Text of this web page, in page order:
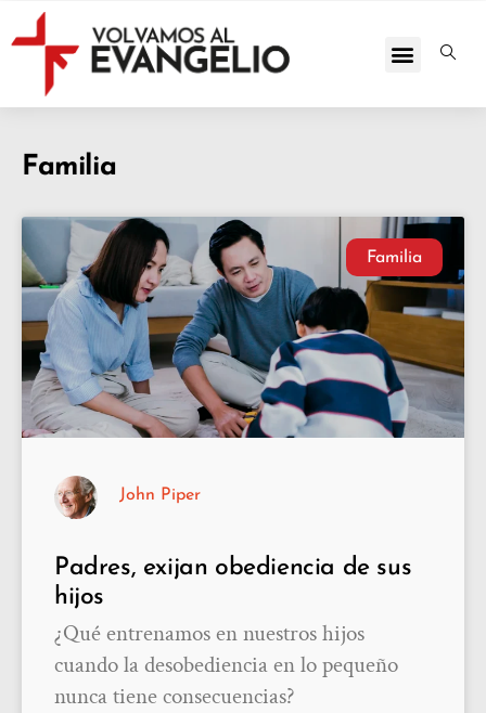
Familia
Familia
Padres, exijan obediencia de sus
hijos
¿Qué entrenamos en nuestros hijos
cuando la desobediencia en lo pequeño
nunca tiene consecuencias?
John Piper